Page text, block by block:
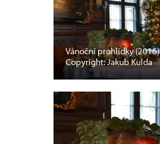
Vánoční prohlídky (2016)
Copyright: Jakub Kulda